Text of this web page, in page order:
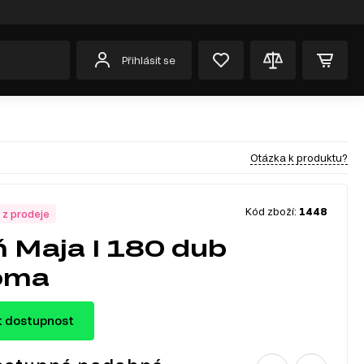
Přihlásit se
Otázka k produktu?
prodeje Kód zboží: 1448
Maja I 180 dub
dostupnost